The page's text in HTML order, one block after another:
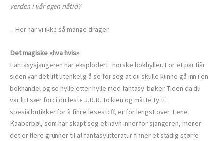
verden i vår egen nåtid?
– Her har vi ikke så mange drager.
Det magiske «hva hvis»
Fantasysjangeren har eksplodert i norske bokhyller. For et par tiår
siden var det litt utenkelig å se for seg at du skulle kunne gå inn i en
bokhandel og se hylle etter hylle med fantasy-bøker. Tiden da du
var litt sær fordi du leste J.R.R. Tolkien og måtte ty til
spesialbutikker for å finne lesestoff, er for lengst over. Lene
Kaaberbøl, som har skapt seg et navn innenfor sjangeren, mener
det er flere grunner til at fantasylitteratur finner et stadig større